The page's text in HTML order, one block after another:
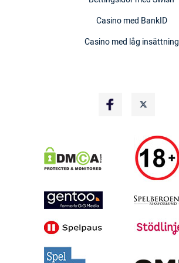
Casino med BankID
Casino med låg insättning